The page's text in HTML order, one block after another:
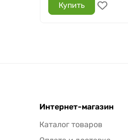
Купить
Интернет-магазин
Каталог товаров